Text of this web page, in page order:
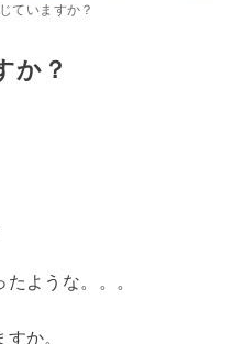
ていますか？
か？
ような。。。
か。